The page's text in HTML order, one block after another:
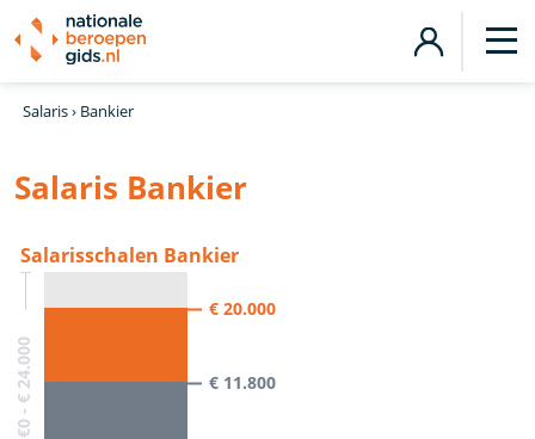
Salaris› Bankier
Salaris Bankier
Salarisschalen Bankier
€0 - € 24.000
€ 20.000
€ 11.800